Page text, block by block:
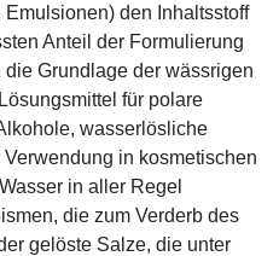
den Inhaltsstoff
Anteil der Formulierung
Grundlage der wässrigen
für polare
wasserlösliche
in kosmetischen
in aller Regel
die zum Verderb des
gelöste Salze, die unter